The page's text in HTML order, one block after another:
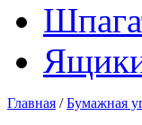
Главная /Бумажная